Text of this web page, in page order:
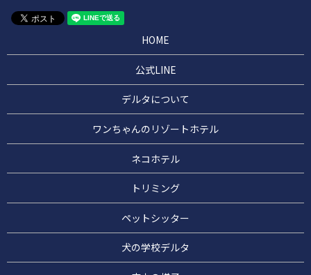
HOME
公式LINE
デルタについて
ワンちゃんのリゾートホテル
ネコホテル
トリミング
ペットシッター
犬の学校デルタ